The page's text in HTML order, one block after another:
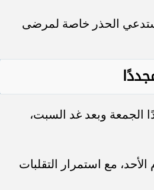
الحذر خاصة لمرضى
الجمعة وبعد غد السبت،
مع استمرار التقلبات